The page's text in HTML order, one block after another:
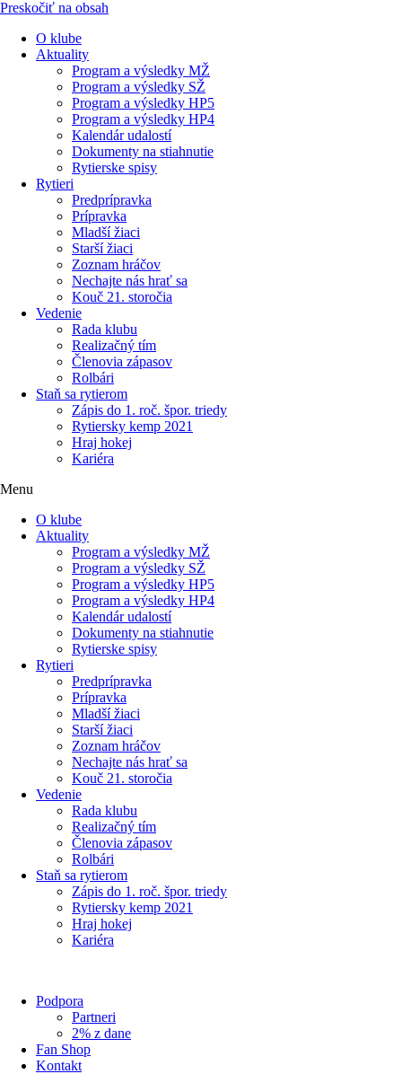
Preskočiť na obsah
O klube
Aktuality
Program a výsledky MŽ
Program a výsledky SŽ
Program a výsledky HP5
Program a výsledky HP4
Kalendár udalostí
Dokumenty na stiahnutie
Rytierske spisy
Rytieri
Predprípravka
Prípravka
Mladší žiaci
Starší žiaci
Zoznam hráčov
Nechajte nás hrať sa
Kouč 21. storočia
Vedenie
Rada klubu
Realizačný tím
Členovia zápasov
Rolbári
Staň sa rytierom
Zápis do 1. roč. špor. triedy
Rytiersky kemp 2021
Hraj hokej
Kariéra
Menu
O klube
Aktuality
Program a výsledky MŽ
Program a výsledky SŽ
Program a výsledky HP5
Program a výsledky HP4
Kalendár udalostí
Dokumenty na stiahnutie
Rytierske spisy
Rytieri
Predprípravka
Prípravka
Mladší žiaci
Starší žiaci
Zoznam hráčov
Nechajte nás hrať sa
Kouč 21. storočia
Vedenie
Rada klubu
Realizačný tím
Členovia zápasov
Rolbári
Staň sa rytierom
Zápis do 1. roč. špor. triedy
Rytiersky kemp 2021
Hraj hokej
Kariéra
Podpora
Partneri
2% z dane
Fan Shop
Kontakt